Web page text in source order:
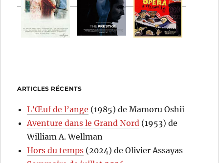
ARTICLES RÉCENTS
L’Œuf de l’ange (1985) de Mamoru Oshii
Aventure dans le Grand Nord (1953) de
William A. Wellman
Hors du temps (2024) de Olivier Assayas